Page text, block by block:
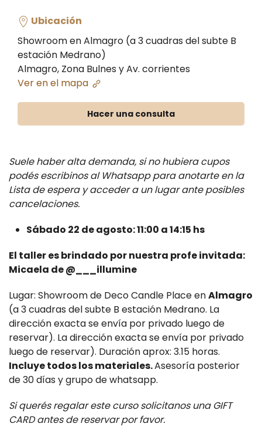
Ubicación
Showroom en Almagro (a 3 cuadras del subte B
estación Medrano)
Almagro, Zona Bulnes y Av. corrientes
Ver en el mapa
Hacer una consulta
Suele haber alta demanda, si no hubiera cupos
podés escribinos al Whatsapp para anotarte en la
Lista de espera y acceder a un lugar ante posibles
cancelaciones.
Sábado 22 de agosto:11:00 a 14:15 hs
El taller es brindado por nuestra profe invitada:
Micaela de @___illumine
Lugar: Showroom de Deco Candle Place enAlmagro
(a 3 cuadras del subte B estación Medrano. La
dirección exacta se envía por privado luego de
reservar). La dirección exacta se envía por privado
luego de reservar). Duración aprox: 3.15 horas.
Incluye todos los materiales.Asesoría posterior
de 30 días y grupo de whatsapp.
Si querés regalar este curso solicitanos una GIFT
CARD antes de reservar por favor.